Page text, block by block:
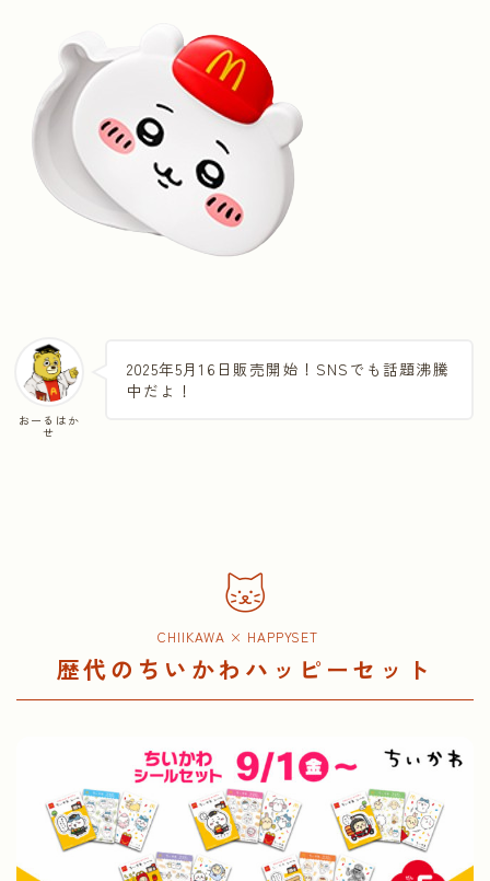
おーるはか
せ
2025年5月16日販売開始！SNSでも話題沸騰
中だよ！
CHIIKAWA × HAPPYSET
歴代のちいかわハッピーセット